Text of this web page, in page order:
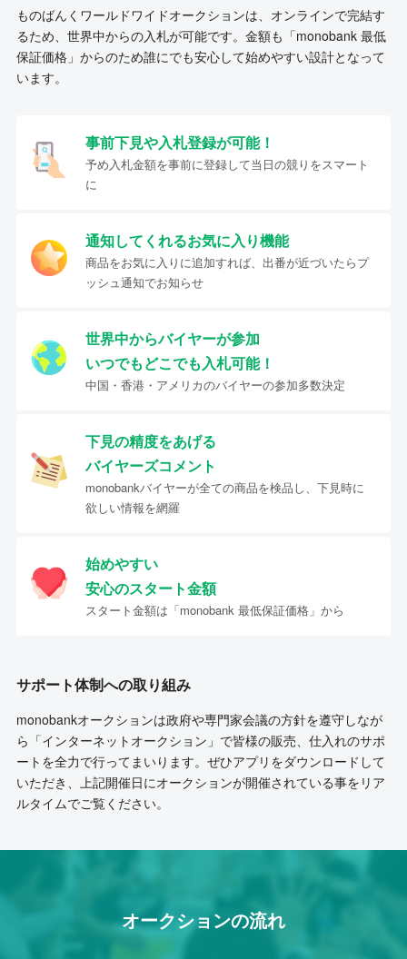
ものばんくワールドワイドオークションは、オンラインで完結す
るため、世界中からの入札が可能です。金額も「monobank 最低
保証価格」からのため誰にでも安心して始めやすい設計となって
います。
事前下見や入札登録が可能！
予め入札金額を事前に登録して当日の競りをスマート
に
通知してくれるお気に入り機能
商品をお気に入りに追加すれば、出番が近づいたらプ
ッシュ通知でお知らせ
世界中からバイヤーが参加
いつでもどこでも入札可能！
中国・香港・アメリカのバイヤーの参加多数決定
下見の精度をあげる
バイヤーズコメント
monobankバイヤーが全ての商品を検品し、下見時に
欲しい情報を網羅
始めやすい
安心のスタート金額
スタート金額は「monobank 最低保証価格」から
サポート体制への取り組み
monobankオークションは政府や専門家会議の方針を遵守しなが
ら「インターネットオークション」で皆様の販売、仕入れのサポ
ートを全力で行ってまいります。ぜひアプリをダウンロードして
いただき、上記開催日にオークションが開催されている事をリア
ルタイムでご覧ください。
オークションの流れ